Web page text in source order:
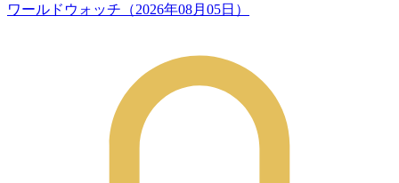
ワールドウォッチ（2026年08月05日）